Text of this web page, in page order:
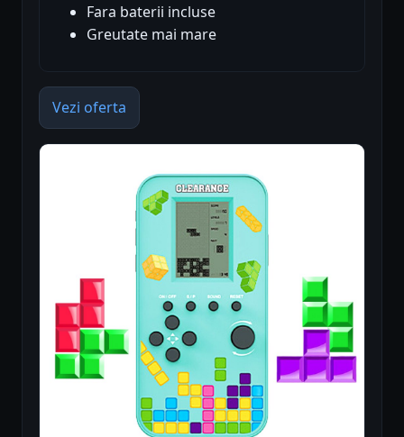
Fara baterii incluse
Greutate mai mare
Vezi oferta